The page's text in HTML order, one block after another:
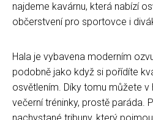
najdeme kavárnu, která nabízí
občerstvení pro sportovce i
Hala je vybavena moderním
podobně jako když si pořídíte
osvětlením. Díky tomu můžete
večerní tréninky, prostě paráda.